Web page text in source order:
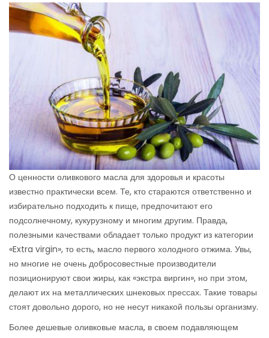
О ценности оливкового масла для здоровья и красоты
известно практически всем. Те, кто стараются ответственно и
избирательно подходить к пище, предпочитают его
подсолнечному, кукурузному и многим другим. Правда,
полезными качествами обладает только продукт из категории
«Extra virgin», то есть, масло первого холодного отжима. Увы,
но многие не очень добросовестные производители
позиционируют свои жиры, как «экстра виргин», но при этом,
делают их на металлических шнековых прессах. Такие товары
стоят довольно дорого, но не несут никакой пользы организму.
Более дешевые оливковые масла, в своем подавляющем